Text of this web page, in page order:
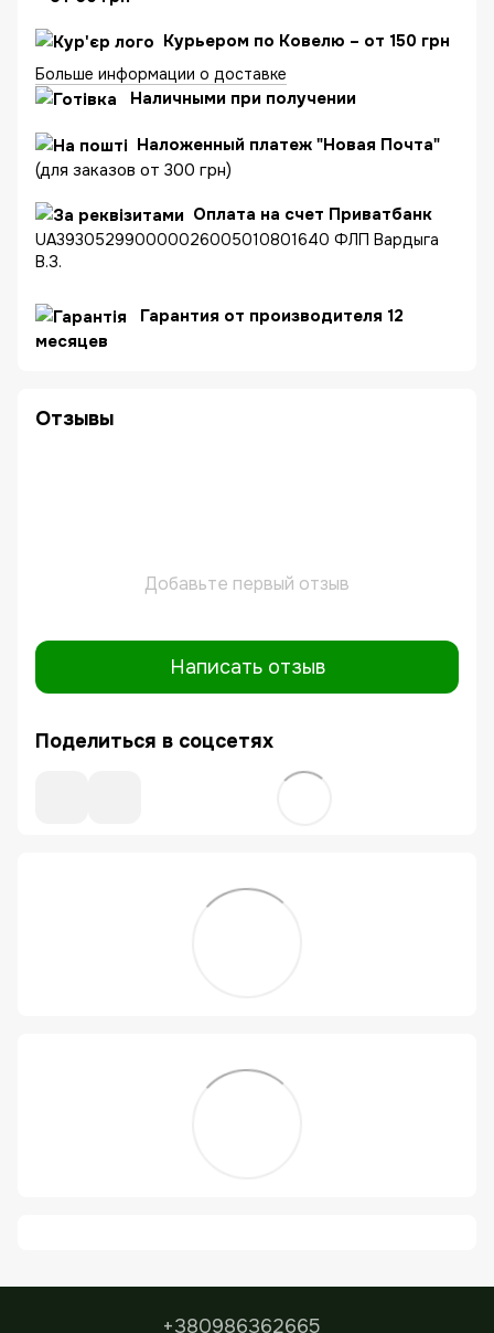
Курьером по Ковелю – от 150 грн
Больше информации о доставке
Наличными при получении
Наложенный платеж "Новая Почта"
(для заказов от 300 грн)
Оплата на счет Приватбанк
UA393052990000026005010801640 ФЛП Вардыга
В.З.
Гарантия от производителя 12
месяцев
Отзывы
Добавьте первый отзыв
Написать отзыв
Поделиться в соцсетях
+380986362665